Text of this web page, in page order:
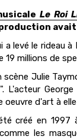
Le Roi
a levé le rideau
19 millions de
scène Julie
L'acteur
oeuvre d'art à
créé en 1997
les